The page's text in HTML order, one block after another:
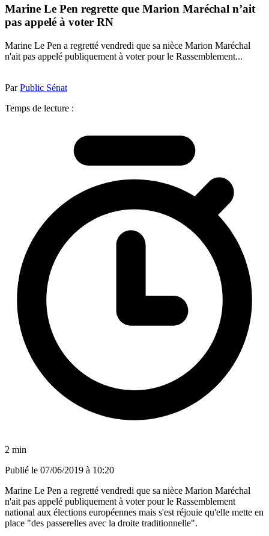
Marine Le Pen regrette que Marion Maréchal n’ait
pas appelé à voter RN
Marine Le Pen a regretté vendredi que sa nièce Marion Maréchal
n'ait pas appelé publiquement à voter pour le Rassemblement...
ParPublic Sénat
Temps de lecture :
2 min
Publié le 07/06/2019 à 10:20
Marine Le Pen a regretté vendredi que sa nièce Marion Maréchal
n'ait pas appelé publiquement à voter pour le Rassemblement
national aux élections européennes mais s'est réjouie qu'elle mette en
place "des passerelles avec la droite traditionnelle".